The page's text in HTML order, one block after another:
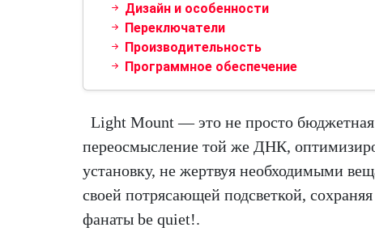
Дизайн и особенности
Переключатели
Производительность
Программное обеспечение
Light Mount — это не просто бюджетная
переосмысление той же ДНК,
установку, не жертвуя необходимыми
своей потрясающей подсветкой,
фанаты be quiet!.